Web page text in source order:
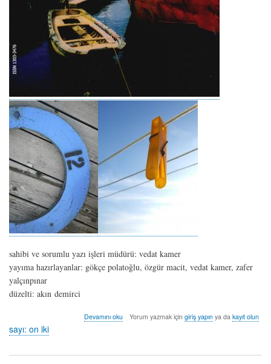
sahibi ve sorumlu yazı işleri müdürü: vedat kamer
yayıma hazırlayanlar: gökçe polatoğlu, özgür macit, vedat kamer, zafer
yalçınpınar
düzelti: akın demirci
sayı:
ekim/kasım
Devamını oku Yorum yazmak için giriş yapınya da kayıt olun
sayı: on iki